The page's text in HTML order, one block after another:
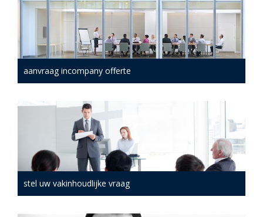
aanvraag incompany offerte
stel uw vakinhoudlijke vraag